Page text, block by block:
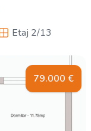
Etaj 2/13
79.000 €